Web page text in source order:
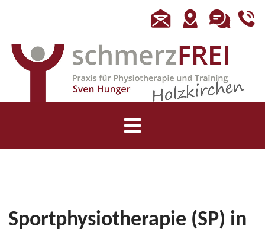
Sportphysiotherapie (SP) in